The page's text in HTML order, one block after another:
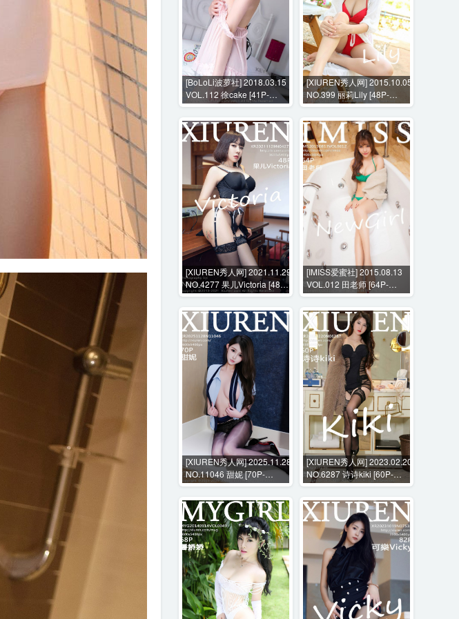
[BoLoLi波萝社] 2018.03.15
VOL.112 徐cake [41P-
369MB]
[XIUREN秀人网] 2015.10.05
NO.399 丽莉Lily [48P-
194MB]
[XIUREN秀人网] 2021.11.29
NO.4277 果儿Victoria [48P-
505MB]
[IMISS爱蜜社] 2015.08.13
VOL.012 田老师 [64P-
216MB]
[XIUREN秀人网] 2025.11.28
NO.11046 甜妮 [70P-
1007MB]
[XIUREN秀人网] 2023.02.20
NO.6287 诗诗kiki [60P-
559MB]